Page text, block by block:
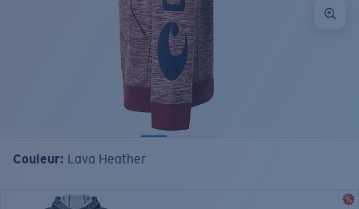
Couleur: Lava Heather